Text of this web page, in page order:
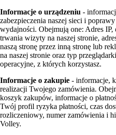
Informacje o urządzeniu -
zabezpieczenia naszej sieci i
wydajności. Obejmują one: Adres
trwania wizyty na naszej stronie,
naszą stronę przez inną stronę lub
na naszej stronie oraz typ
operacyjne, z których korzystasz.
Informacje o zakupie - informacje,
realizacji Twojego zamówienia.
koszyk zakupów, informacje o
Twój profil ryzyka płatności, czas
rozliczeniowy, numer zamówienia i
Volley.